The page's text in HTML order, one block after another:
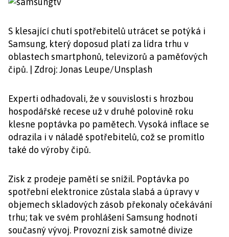
S klesající chutí spotřebitelů utrácet se potýká i
Samsung, který doposud platí za lídra trhu v
oblastech smartphonů, televizorů a paměťových
čipů. | Zdroj: Jonas Leupe/Unsplash
Experti odhadovali, že v souvislosti s hrozbou
hospodářské recese už v druhé polovině roku
klesne poptávka po pamětech. Vysoká inflace se
odrazila i v náladě spotřebitelů, což se promítlo
také do výroby čipů.
Zisk z prodeje pamětí se snížil. Poptávka po
spotřební elektronice zůstala slabá a úpravy v
objemech skladových zásob překonaly očekávání
trhu; tak ve svém prohlášení Samsung hodnotí
současný vývoj. Provozní zisk samotné divize